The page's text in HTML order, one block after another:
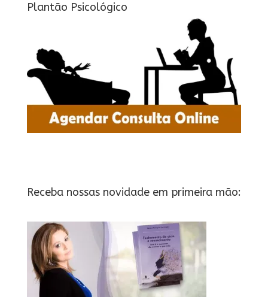
Plantão Psicológico
Receba nossas novidade em primeira mão: